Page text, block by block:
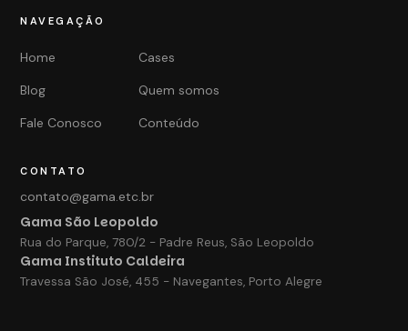
NAVEGAÇÃO
Home
Cases
Blog
Quem somos
Fale Conosco
Conteúdo
CONTATO
contato@gama.etc.br
Gama São Leopoldo
Rua do Parque, 780/2 - Padre Reus, São Leopoldo
Gama Instituto Caldeira
Travessa São José, 455 - Navegantes, Porto Alegre